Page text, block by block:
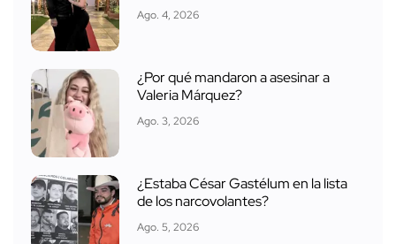
Ago. 4, 2026
¿Por qué mandaron a asesinar a
Valeria Márquez?
Ago. 3, 2026
¿Estaba César Gastélum en la lista
de los narcovolantes?
Ago. 5, 2026